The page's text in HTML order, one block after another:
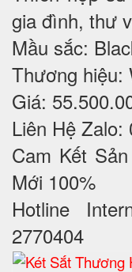
gia đình, thư
Mầu sắc:
Thương hiệu:
Giá:
Liên Hệ Zalo:
Cam Kết
Mới 100%
Hotline
2770404